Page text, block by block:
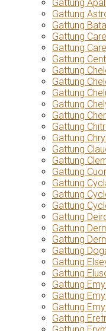
Gattung
Gattung
Gattung
Gattung
Gattung
Gattung
Gattung
Gattung
Gattung
Gattung
Gattung
Gattung
Gattung
Gattung
Gattung
Gattung
Gattung
Gattung
Gattung
Gattung
Gattung
Gattung
Gattung
Gattung
Gattung
Gattung
Gattung
Gattung
Gattung